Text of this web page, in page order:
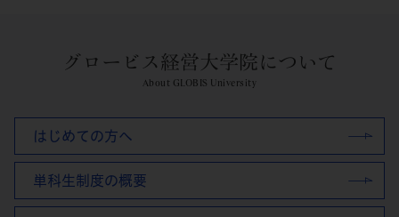
グロービス経営大学院について
About GLOBIS University
はじめての方へ
単科生制度の概要